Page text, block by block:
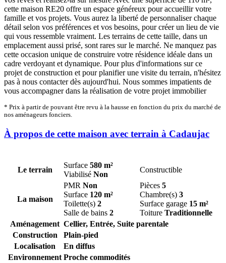
cette maison RE20 offre un espace généreux pour accueillir votre
famille et vos projets. Vous aurez la liberté de personnaliser chaque
détail selon vos préférences et vos besoins, pour créer un lieu de vie
qui vous ressemble vraiment. Les terrains de cette taille, dans un
emplacement aussi prisé, sont rares sur le marché. Ne manquez pas
cette occasion unique de construire votre résidence idéale dans un
cadre verdoyant et dynamique. Pour plus d'informations sur ce
projet de construction et pour planifier une visite du terrain, n'hésitez
pas à nous contacter dès aujourd'hui. Nous sommes impatients de
vous accompagner dans la réalisation de votre projet immobilier
* Prix à partir de pouvant être revu à la hausse en fonction du prix du marché de
nos aménageurs fonciers.
À propos de cette maison avec terrain à Cadaujac
Le terrain
Surface 580 m²
Viabilisé Non
Constructible
La maison
PMR Non
Surface 120 m²
Toilette(s) 2
Salle de bains 2
Pièces 5
Chambre(s) 3
Surface garage 15 m²
Toiture Traditionnelle
Aménagement Cellier, Entrée, Suite parentale
Construction
Plain-pied
Localisation
En diffus
Environnement Proche commodités